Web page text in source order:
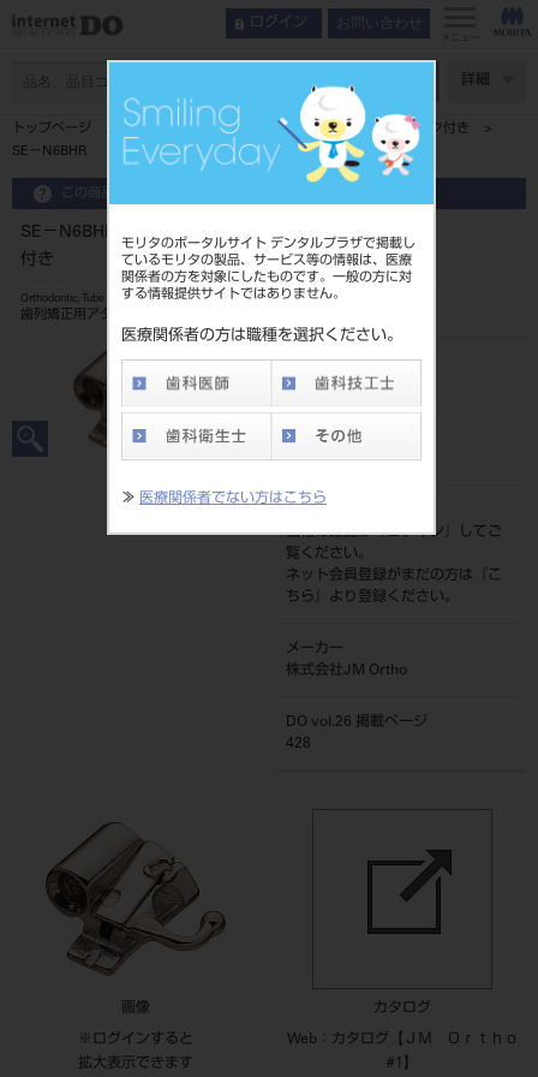
モリタのポータルサイト デンタルプラザで掲載し
ているモリタの製品、サービス等の情報は、医療
関係者の方を対象にしたものです。一般の方に対
する情報提供サイトではありません。
医療関係者の方は職種を選択ください。
≫ 医療関係者でない方はこちら
ログイン お問い合わせ
メニュー
詳細
トップページ
ＳＥ－Ｎ６ＢＨＬ，ＨＲ シングルチューブ フック付き
SE－N6BHR シングルチューブ フック付き
この商品に関するお問い合わせ
SE－N6BHR シングルチューブ フック
付き
Orthodontic, Tube
歯列矯正用アタッチメント
品目コード
206860203N6BHR
JAN/EANコード
4582292353669
価格の確認は『ログイン
』してご
覧ください。
ネット会員登録がまだの方は『
こ
ちら
』より登録ください。
メーカー
株式会社JM Ortho
DO vol.26 掲載ページ
428
画像
※ログインすると
拡大表示できます
カタログ
Web：カタログ【ＪＭ Ｏｒｔｈｏ
#1】